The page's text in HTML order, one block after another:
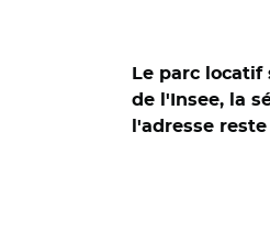
Le parc
de l'Insee, la
l'adresse